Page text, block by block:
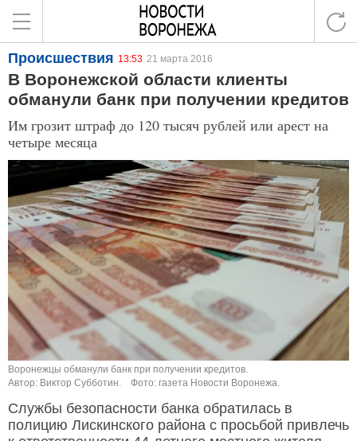
Происшествия 13:53 21 марта 2016
В Воронежской области клиенты
обманули банк при получении кредитов
Им грозит штраф до 120 тысяч рублей или арест на
четыре месяца
Воронежцы обманули банк при получении кредитов.
Автор: Виктор Субботин.
Фото: газета Новости Воронежа.
Службы безопасности банка обратилась в
полицию Лискинского района с просьбой привлечь